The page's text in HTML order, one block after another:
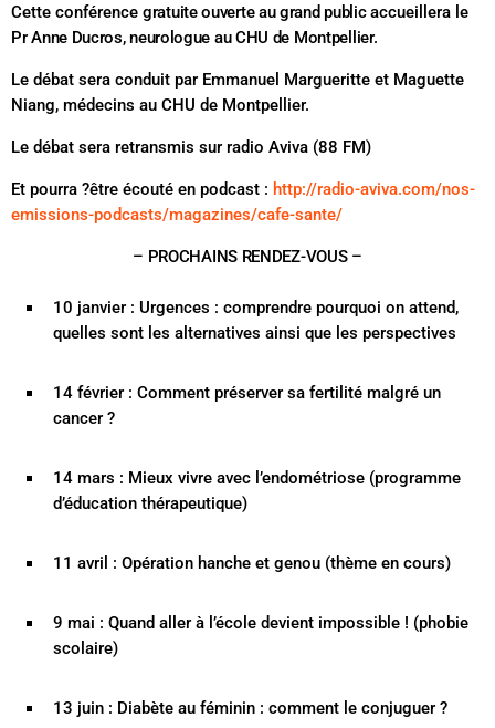
Cette conférence gratuite ouverte au grand publicaccueillera le
Pr Anne Ducros, neurologue au CHU de Montpellier.
Le débat sera conduit par Emmanuel Margueritte et Maguette
Niang, médecins au CHU de Montpellier.
Le débat sera retransmis sur radio Aviva (88 FM)
Et pourra ?être écouté en podcast : http://radio-aviva.com/nos-
emissions-podcasts/magazines/cafe-sante/
– PROCHAINS RENDEZ-VOUS –
10 janvier : Urgences : comprendre pourquoi on attend,
quelles sont les alternatives ainsi que les perspectives
14 février : Comment préserver sa fertilité malgré un
cancer ?
14 mars : Mieux vivre avec l’endométriose (programme
d’éducation thérapeutique)
11 avril : Opération hanche et genou (thème en cours)
9 mai : Quand aller à l’école devient impossible ! (phobie
scolaire)
13 juin : Diabète au féminin : comment le conjuguer ?